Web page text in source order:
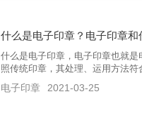
什么是电子印章？电子印章和
什么是电子印章，电子印章也就
照传统印章，其处理、运用方法
子文件具有与实物印章加盖的纸
的运用方法。
电子印章 2021-03-25